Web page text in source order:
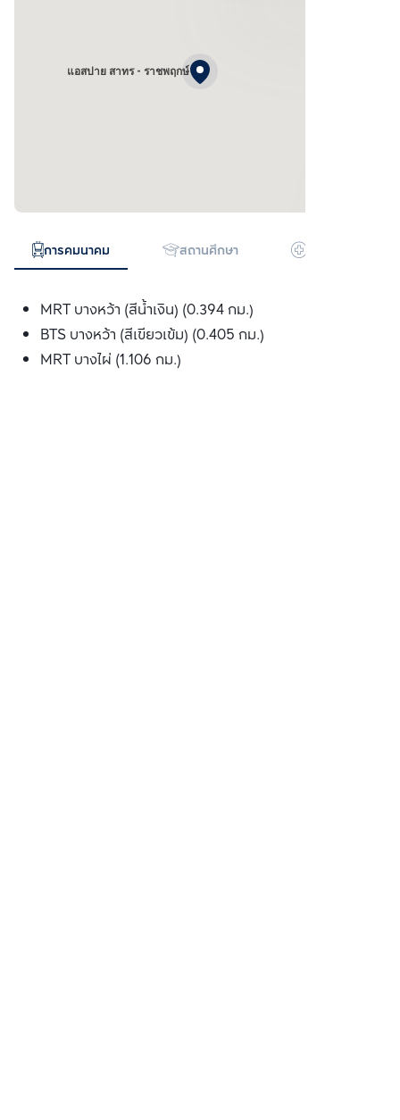
แอสปาย สาทร - ราชพฤกษ์
การคมนาคม สถานศึกษา
MRT บางหว้า (สีน้ำเงิน) (0.394 กม.)
BTS บางหว้า (สีเขียวเข้ม) (0.405 กม.)
MRT บางไผ่ (1.106 กม.)